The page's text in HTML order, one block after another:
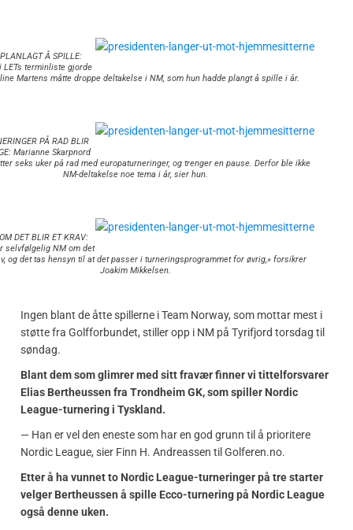
Å SPILLE:
LETs terminliste gjorde
Martens måtte droppe deltakelse i NM, som hun hadde plangt å spille i år.
PÅ RAD BLIR
Marianne Skarpnord
seks uker på rad med europaturneringer, og trenger en pause. Derfor ble ikke
NM-deltakelse noe tema i år, sier hun.
DET BLIR ET KRAV:
selvfølgelig NM om det
og det tas hensyn til at det passer i turneringsprogrammet for øvrig,» forsikrer
Joakim Mikkelsen.
Ingen blant de åtte spillerne i Team Norway, som mottar mest i
støtte fra Golfforbundet, stiller opp i NM på Tyrifjord torsdag til
søndag.
Blant dem som glimrer med sitt fravær finner vi tittelforsvarer
Elias Bertheussen fra Trondheim GK, som spiller Nordic
League-turnering i Tyskland.
— Han er vel den eneste som har en god grunn til å prioritere
Nordic League, sier Finn H. Andreassen til Golferen.no.
Etter å ha vunnet to Nordic League-turneringer på tre starter
velger Bertheussen å spille Ecco-turnering på Nordic League
også denne uken.